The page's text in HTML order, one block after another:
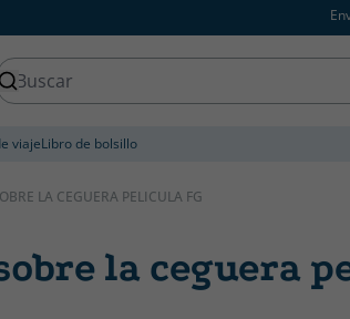
viajeLibro de bolsillo
LA CEGUERA PELICULA FG
la ceguera